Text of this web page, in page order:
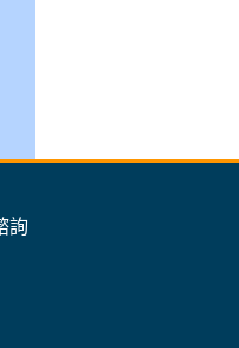
來得不到扶養
DNA揪出小王
老板 老闆娘抓姦肉身撲車
！ 逆子罵母「Ｘ你娘」
鳳梨田性侵13歲少女
逞慾 拖進草叢企圖性侵
女友
人女友 判3年6個月
長傻眼痛哭
播 少女羞憤提告
戴套 那兩條線讓她崩潰
園 惡男判賠200萬元
男留紙條求救
債 不還錢見一次打一次
輕爸詐得勞力士錶
騙過那些？ 嫌犯：太多家
裝 站路邊嚇人
婦千萬保費 遭起訴
掉」 男子酒後到捷運嗆聲
職少女網咖被逮
詢